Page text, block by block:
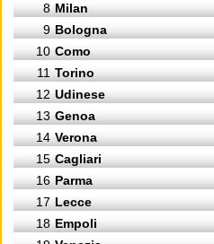
8 Milan
9 Bologna
10 Como
11 Torino
12 Udinese
13 Genoa
14 Verona
15 Cagliari
16 Parma
17 Lecce
18 Empoli